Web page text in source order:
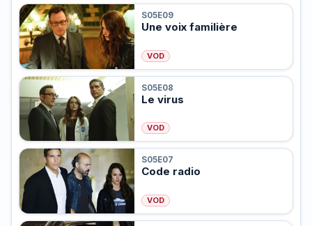
S05E09
Une voix familière
VOD
S05E08
Le virus
VOD
S05E07
Code radio
VOD